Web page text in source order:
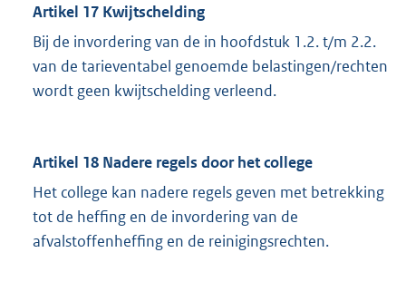
Artikel 17 Kwijtschelding
Bij de invordering van de in hoofdstuk 1.2. t/m 2.2.
van de tarieventabel genoemde belastingen/rechten
wordt geen kwijtschelding verleend.
Artikel 18 Nadere regels door het college
Het college kan nadere regels geven met betrekking
tot de heffing en de invordering van de
afvalstoffenheffing en de reinigingsrechten.